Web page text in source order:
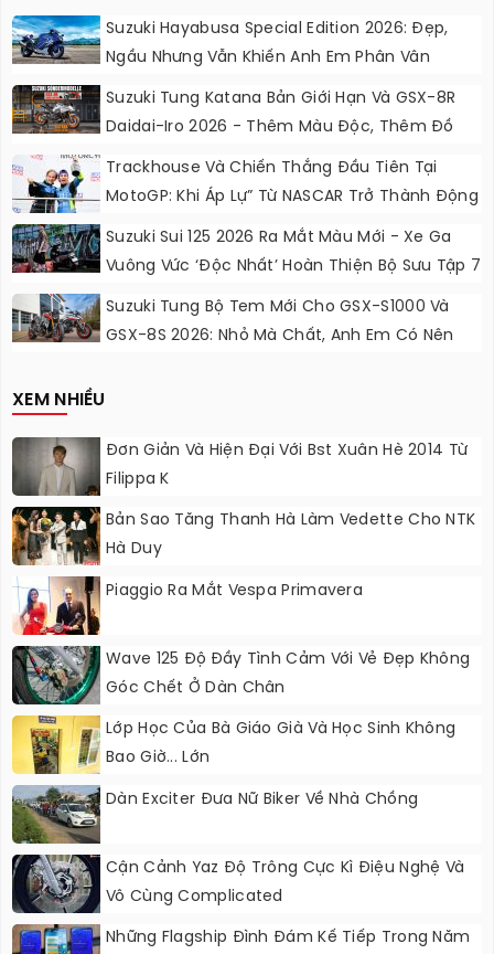
Suzuki Hayabusa Special Edition 2026: Đẹp,
Ngầu Nhưng Vẫn Khiến Anh Em Phân Vân
Suzuki Tung Katana Bản Giới Hạn Và GSX-8R
Daidai-Iro 2026 - Thêm Màu Độc, Thêm Đồ
Chơi, Thêm Cá Tính
Trackhouse Và Chiến Thắng Đầu Tiên Tại
MotoGP: Khi Áp Lự” Từ NASCAR Trở Thành Động
Lực Ngọt Ngào
Suzuki Sui 125 2026 Ra Mắt Màu Mới - Xe Ga
Vuông Vức ‘độc Nhất’ Hoàn Thiện Bộ Sưu Tập 7
Sắc Cầu Vồng
Suzuki Tung Bộ Tem Mới Cho GSX-S1000 Và
GSX-8S 2026: Nhỏ Mà Chất, Anh Em Có Nên
XEM NHIỀU
Đơn Giản Và Hiện Đại Với Bst Xuân Hè 2014 Từ
Filippa K
Bản Sao Tăng Thanh Hà Làm Vedette Cho NTK
Hà Duy
Piaggio Ra Mắt Vespa Primavera
Wave 125 Độ Đầy Tình Cảm Với Vẻ Đẹp Không
Góc Chết Ở Dàn Chân
Lớp Học Của Bà Giáo Già Và Học Sinh Không
Bao Giờ... Lớn
Dàn Exciter Đưa Nữ Biker Về Nhà Chồng
Cận Cảnh Yaz Độ Trông Cực Kì Điệu Nghệ Và
Vô Cùng Complicated
Những Flagship Đình Đám Kế Tiếp Trong Năm